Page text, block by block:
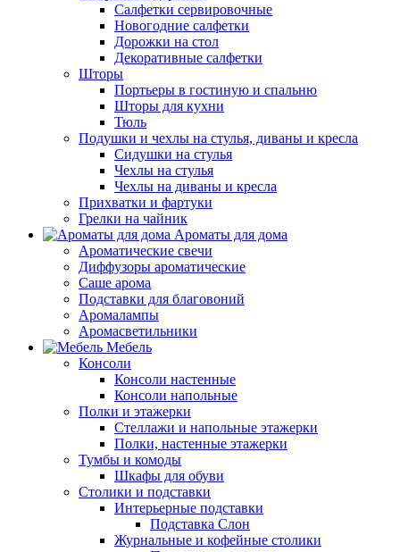
Салфетки сервировочные
Новогодние салфетки
Дорожки на стол
Декоративные салфетки
Шторы
Портьеры в гостиную и спальню
Шторы для кухни
Тюль
Подушки и чехлы на стулья, диваны и кресла
Сидушки на стулья
Чехлы на стулья
Чехлы на диваны и кресла
Прихватки и фартуки
Грелки на чайник
Ароматы для дома
Ароматические свечи
Диффузоры ароматические
Саше арома
Подставки для благовоний
Аромалампы
Аромасветильники
Мебель
Консоли
Консоли настенные
Консоли напольные
Полки и этажерки
Стеллажи и напольные этажерки
Полки, настенные этажерки
Тумбы и комоды
Шкафы для обуви
Столики и подставки
Интерьерные подставки
Подставка Слон
Журнальные и кофейные столики